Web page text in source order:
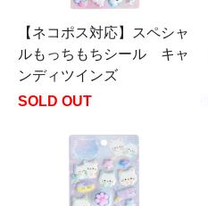
【ネコポス対応】スペシャ
ルもっちもちシール キャ
ンディツインズ
SOLD OUT